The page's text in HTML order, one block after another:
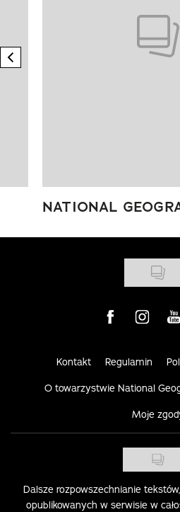
previous element
NATIONAL
Visit us onVisit us
Kontakt Regulamin
O towarzystwie National
Moje
Dalsze rozpowszechnianie
opublikowanych w serwisie w